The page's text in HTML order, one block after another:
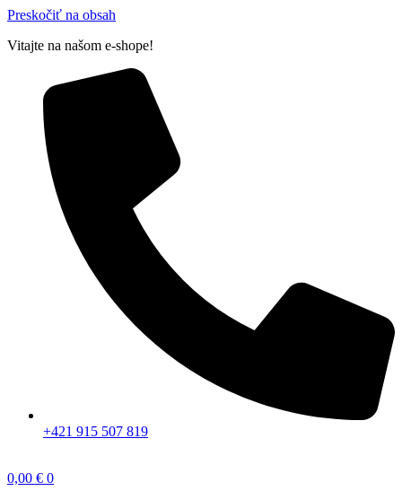
Preskočiť na obsah
Vitajte na našom e-shope!
+421 915 507 819
0,00 € 0